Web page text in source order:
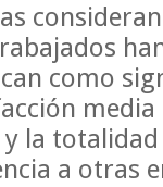
como
media
la
a otras